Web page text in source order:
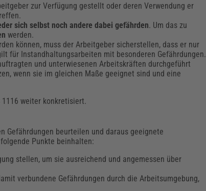
zur Verfügung gestellt oder deren Verwendung er
sich selbst noch andere dabei gefährden. Um das zu
werden.
können, muss der Arbeitgeber sicherstellen, dass er nur
für Instandhaltungsarbeiten mit besonderen Gefährdungen.
und unterwiesenen Arbeitskräften durchgeführt
wenn sie im gleichen Maße geeignet sind und eine
weiter konkretisiert.
Gefährdungen beurteilen und daraus geeignete
Punkte beinhalten:
stellen, um sie ausreichend und angemessen über
verbundene Gefährdungen durch die Arbeitsumgebung,